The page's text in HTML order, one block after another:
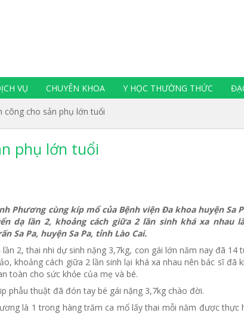
VỤ CHUYÊN KHOA Y HỌC THƯỜNG THỨC
công cho sản phụ lớn tuổi
phụ lớn tuổi
Phương cùng kíp mổ của Bệnh viện Đa khoa huyện Sa
dạ lần 2, khoảng cách giữa 2 lần sinh khá xa nhau
Sa Pa, huyện Sa Pa, tỉnh Lào Cai.
2, thai nhi dự sinh nặng 3,7kg, con gái lớn năm nay đã 14
khoảng cách giữa 2 lần sinh lại khá xa nhau nên bác sĩ đã
toàn cho sức khỏe của mẹ và bé.
phẫu thuật đã đón tay bé gái nặng 3,7kg chào đời.
là 1 trong hàng trăm ca mổ lấy thai mỗi năm được thực